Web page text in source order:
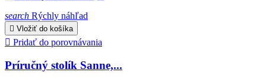
search Rýchly náhľad
 Vložiť do košíka
 Pridať do porovnávania
Príručný stolík Sanne,...